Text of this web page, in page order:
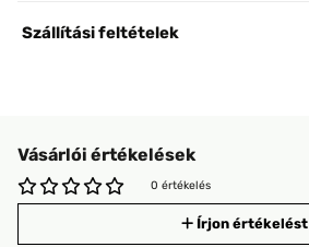
Szállítási feltételek
Vásárlói értékelések
0 értékelés
Írjon értékelést